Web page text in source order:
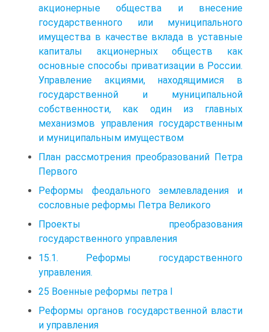
акционерные общества и внесение
государственного или муниципального
имущества в качестве вклада в уставные
капиталы акционерных обществ как
основные способы приватизации в России.
Управление акциями, находящимися в
государственной и муниципальной
собственности, как один из главных
механизмов управления государственным
и муниципальным имуществом
План рассмотрения преобразований Петра
Первого
Реформы феодального землевладения и
сословные реформы Петра Великого
Проекты преобразования
государственного управления
15.1. Реформы государственного
управления.
25 Военные реформы петра I
Реформы органов государственной власти
и управления